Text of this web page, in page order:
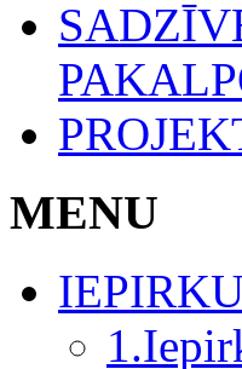
MENU